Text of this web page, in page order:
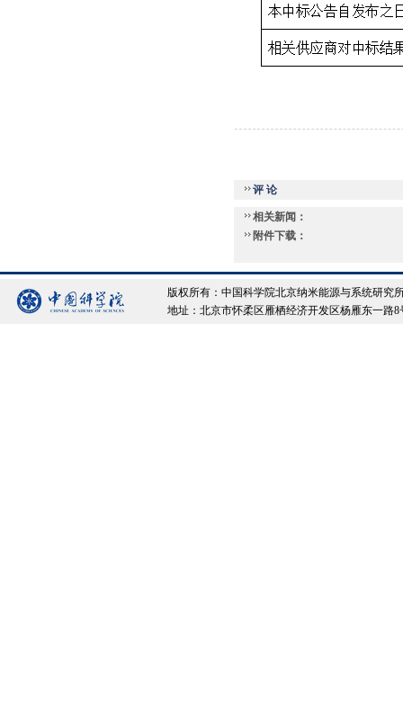
评 论
相关新闻：
附件下载：
版权所有：中国科学院北京纳米能源与系统研究
地址：北京市怀柔区雁栖经济开发区杨雁东一路8